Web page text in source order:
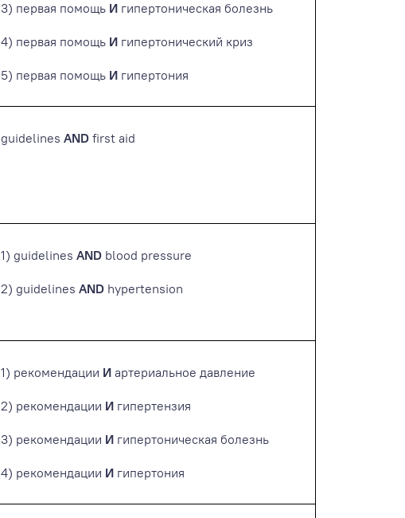
3) первая помощь И гипертоническая болезнь
4) первая помощь И гипертонический криз
5) первая помощь И гипертония
guidelines AND first aid
1) guidelines AND blood pressure
2) guidelines AND hypertension
1) рекомендации И артериальное давление
2) рекомендации И гипертензия
3) рекомендации И гипертоническая болезнь
4) рекомендации И гипертония